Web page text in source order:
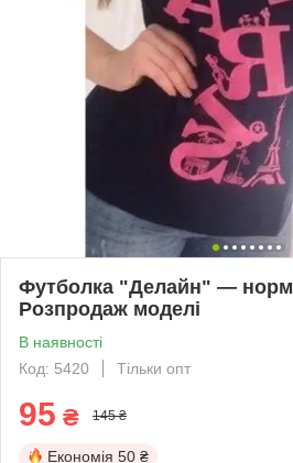
Футболка "Делайн" —
Розпродаж моделі
В наявності
Код: 5420
Тільки опт
95 ₴ 145 ₴
Економія 50 ₴